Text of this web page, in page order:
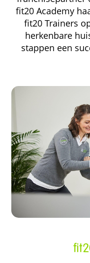
fit20 Academy
fit20 Trainers
herkenbare
stappen een